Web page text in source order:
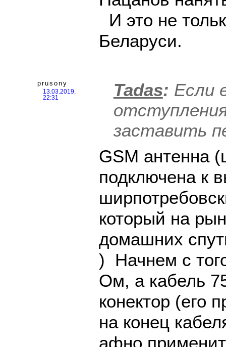
И это не
Беларуси.
prusony
13.03.2019,
22:31
Tadas: Если
заставить
GSM антенна
подключена к
который на
домашних
) Начнем с
Ом, а кабель
конектор (его
на конец
афно